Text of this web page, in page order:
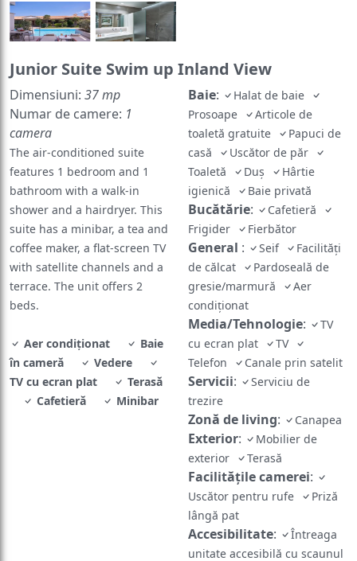
Junior Suite Swim up Inland View
Dimensiuni: 37 mp
Numar de camere: 1
camera
The air-conditioned suite
features 1 bedroom and 1
bathroom with a walk-in
shower and a hairdryer. This
suite has a minibar, a tea and
coffee maker, a flat-screen TV
with satellite channels and a
terrace. The unit offers 2
beds.
Aer condiționat
Baie
în cameră
Vedere
TV cu ecran plat
Terasă
Cafetieră
Minibar
Baie:
Halat de baie
Prosoape
Articole de
toaletă gratuite
Papuci de
casă
Uscător de păr
Toaletă
Duș
Hârtie
igienică
Baie privată
Bucătărie:
Cafetieră
Frigider
Fierbător
General : Seif
Facilități
de călcat
Pardoseală de
gresie/marmură
Aer
condiționat
Media/Tehnologie:
TV
cu ecran plat
TV
Telefon
Canale prin satelit
Servicii:
Serviciu de
trezire
Zonă de living: Canapea
Exterior:
Mobilier de
exterior
Terasă
Facilităţile camerei:
Uscător pentru rufe
Priză
lângă pat
Accesibilitate:
Întreaga
unitate accesibilă cu scaunul